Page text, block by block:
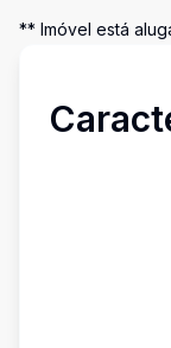
** Imóvel está